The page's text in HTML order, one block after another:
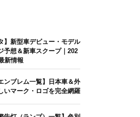
】新型車デビュー・モデル
予想＆新車スクープ｜202
新情報
ンブレム一覧】日本車＆外
いマーク・ロゴを完全網羅